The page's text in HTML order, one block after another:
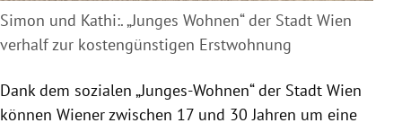
Simon und Kathi:. „Junges Wohnen“ der Stadt Wien
verhalf zur kostengünstigen Erstwohnung
Dank dem sozialen „Junges-Wohnen“ der Stadt Wien
können Wiener zwischen 17 und 30 Jahren um eine